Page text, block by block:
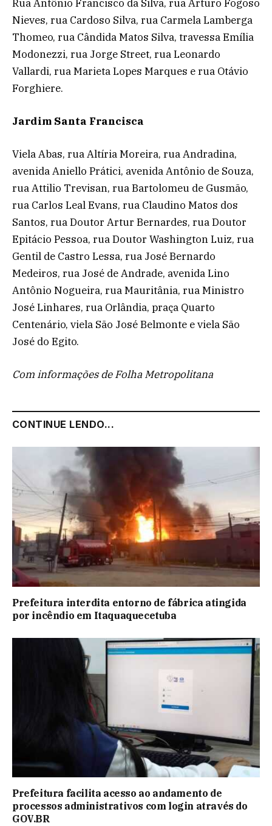
Rua Antônio Francisco da Silva, rua Arturo Fogoso
Nieves, rua Cardoso Silva, rua Carmela Lamberga
Thomeo, rua Cândida Matos Silva, travessa Emília
Modonezzi, rua Jorge Street, rua Leonardo
Vallardi, rua Marieta Lopes Marques e rua Otávio
Forghiere.
Jardim Santa Francisca
Viela Abas, rua Altíria Moreira, rua Andradina,
avenida Aniello Prátici, avenida Antônio de Souza,
rua Attilio Trevisan, rua Bartolomeu de Gusmão,
rua Carlos Leal Evans, rua Claudino Matos dos
Santos, rua Doutor Artur Bernardes, rua Doutor
Epitácio Pessoa, rua Doutor Washington Luiz, rua
Gentil de Castro Lessa, rua José Bernardo
Medeiros, rua José de Andrade, avenida Lino
Antônio Nogueira, rua Mauritânia, rua Ministro
José Linhares, rua Orlândia, praça Quarto
Centenário, viela São José Belmonte e viela São
José do Egito.
Com informações de Folha Metropolitana
CONTINUE LENDO...
Prefeitura interdita entorno de fábrica atingida
por incêndio em Itaquaquecetuba
Prefeitura facilita acesso ao andamento de
processos administrativos com login através do
GOV.BR